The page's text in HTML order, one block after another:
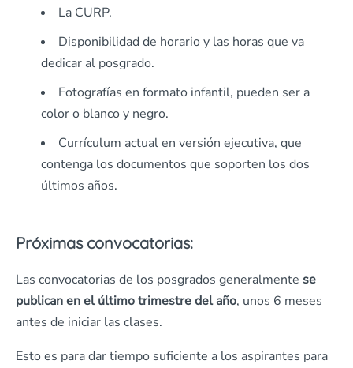
La CURP.
Disponibilidad de horario y las horas que va
dedicar al posgrado.
Fotografías en formato infantil, pueden ser a
color o blanco y negro.
Currículum actual en versión ejecutiva, que
contenga los documentos que soporten los dos
últimos años.
Próximas convocatorias:
Las convocatorias de los posgrados generalmente se
publican en el último trimestre del año, unos 6 meses
antes de iniciar las clases.
Esto es para dar tiempo suficiente a los aspirantes para